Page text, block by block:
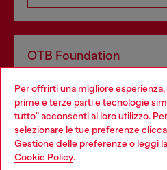
Per offrirti una migliore
prime e terze parti e tecnologie
tutto" acconsenti al loro utilizzo.
selezionare le tue preferenze
Gestione delle preferenzeo leggi
Cookie Policy.
OTB Foundation
profit del gruppo OTB che
giovani, donne, inclusione ed
Choose your location
You are currently browsing Italia
be based in United States